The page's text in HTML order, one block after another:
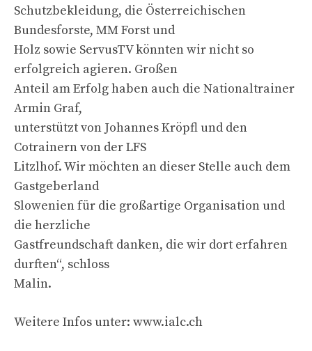
Schutzbekleidung, die Österreichischen
Bundesforste, MM Forst und
Holz sowie ServusTV könnten wir nicht so
erfolgreich agieren. Großen
Anteil am Erfolg haben auch die Nationaltrainer
Armin Graf,
unterstützt von Johannes Kröpfl und den
Cotrainern von der LFS
Litzlhof. Wir möchten an dieser Stelle auch dem
Gastgeberland
Slowenien für die großartige Organisation und
die herzliche
Gastfreundschaft danken, die wir dort erfahren
durften“, schloss
Malin.
Weitere Infos unter: www.ialc.ch